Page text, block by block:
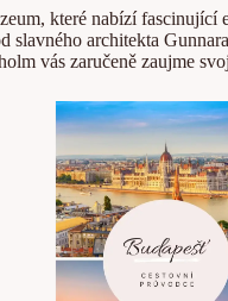
které nabízí
slavného architekta
vás zaručeně zaujme